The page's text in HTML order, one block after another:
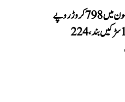
ہماچل پردیش: مانسون میں 798 کروڑ روپے
کا ہوا نقصان، 145 سڑکیں بند، 224